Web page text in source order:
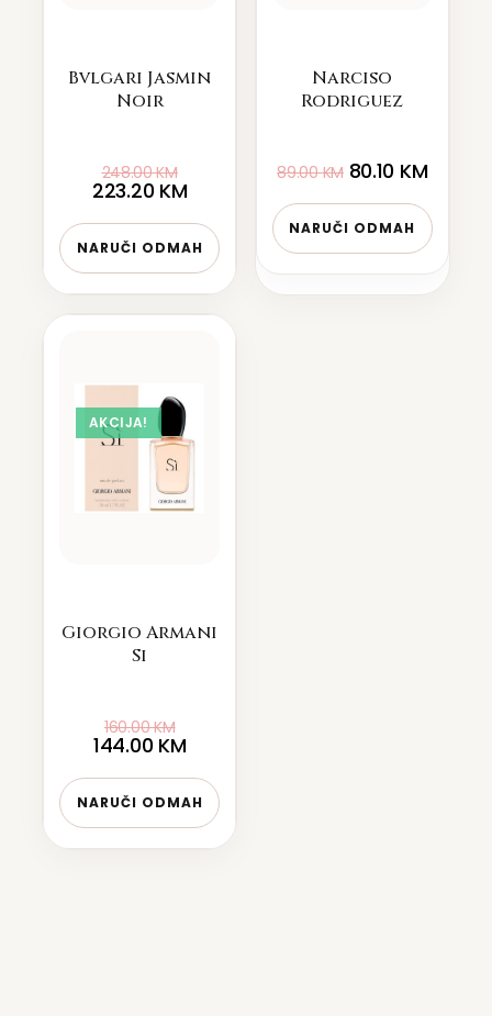
Bvlgari Jasmin
Noir
248.00KM
223.20 KM
NARUČI ODMAH
Narciso
Rodriguez
89.00KM 80.10 KM
NARUČI ODMAH
AKCIJA!
Giorgio Armani
Si
160.00KM
144.00 KM
NARUČI ODMAH